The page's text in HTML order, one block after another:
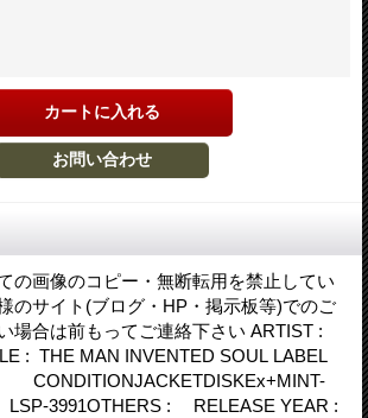
の画像のコピー・無断転用を禁止してい
のサイト(ブログ・HP・掲示板等)でのご
場合は前もってご連絡下さい ARTIST :
: THE MAN INVENTED SOUL LABEL
LSP-3991OTHERS : RELEASE YEAR :